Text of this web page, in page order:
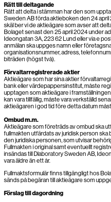
Rätt till deltagande
Rätt att delta i stämman har den som
Sweden AB förda aktieboken den 24
skäl ber vi de aktieägare som avser att
Bolaget senast den 25 april 2024 under
Ideongatan 3A, 223 62 Lund eller via e
anmälan ska uppges namn eller
organisationsnummer, adress,
biträden (högst två).
Förvaltarregistrerade aktier
Aktieägare som har sina aktier
bank eller värdepappersinstitut, måste
upptagen som aktieägare i
kan vara tillfällig, måste vara verkställd
aktieägaren i god tid före detta datum
Ombud m.m.
Aktieägare som företräds av ombud ska
fullmakten utfärdats av juridisk person
den juridiska personen, som utvisar
Fullmakten i original samt eventuellt
insändas till Dlaboratory Sweden AB,
vara äldre än ett år.
Fullmaktsformulär finns tillgängligt hos
sänds på begäran till aktieägare som
Förslag till dagordning